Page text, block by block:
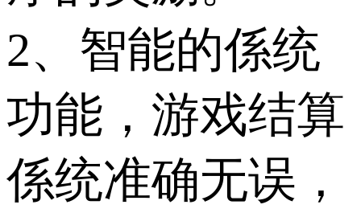
2、智能的係统
功能，游戏结算
係统准确无误，